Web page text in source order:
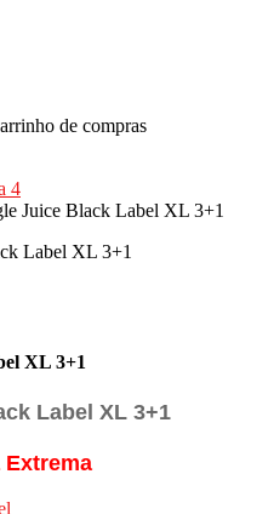
de compras
4
Juice Black Label XL 3+1
XL 3+1
Label XL 3+1
Extrema